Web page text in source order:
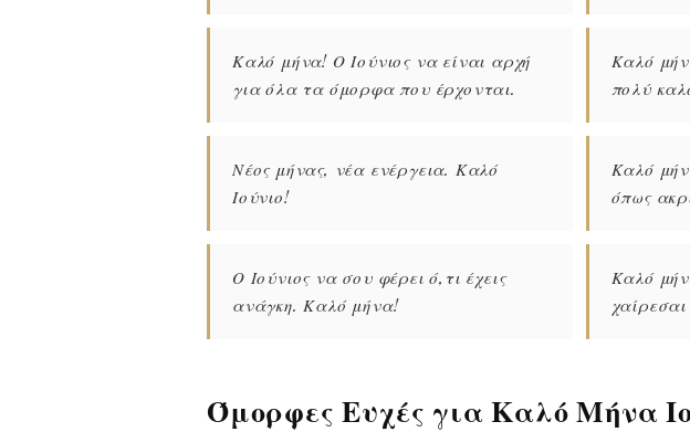
Καλό μήνα! Ο Ιούνιος να είναι αρχή
για όλα τα όμορφα που έρχονται.
Καλό
πολύ
Νέος μήνας, νέα ενέργεια. Καλό
Ιούνιο!
Καλό
όπως
Ο Ιούνιος να σου φέρει ό,τι έχεις
ανάγκη. Καλό μήνα!
Καλό
Όμορφες Ευχές για Καλό Μήνα